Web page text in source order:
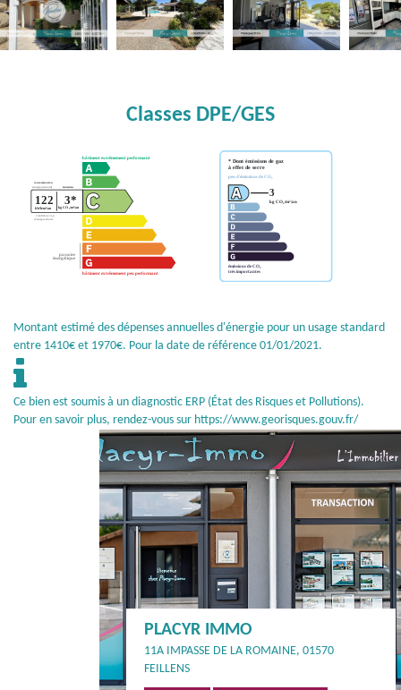
Classes DPE/GES
Montant estimé des dépenses annuelles d'énergie pour un usage standard
entre 1410€ et 1970€. Pour la date de référence 01/01/2021.
Ce bien est soumis à un diagnostic ERP (État des Risques et Pollutions).
Pour en savoir plus, rendez-vous sur https://www.georisques.gouv.fr/
PLACYR IMMO
11A IMPASSE DE LA ROMAINE, 01570
FEILLENS